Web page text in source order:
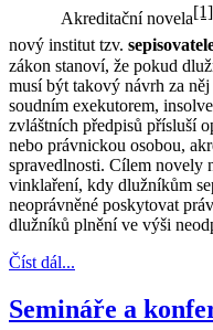
Akreditační novela[1]
nový institut tzv.
zákon stanoví, že pokud
musí být takový návrh za něj
soudním exekutorem,
zvláštních předpisů přísluší
nebo právnickou osobou,
spravedlnosti. Cílem novely
vinklaření, kdy dlužníkům
neoprávněné poskytovat
dlužníků plnění ve výši
Číst dál...
Semináře a